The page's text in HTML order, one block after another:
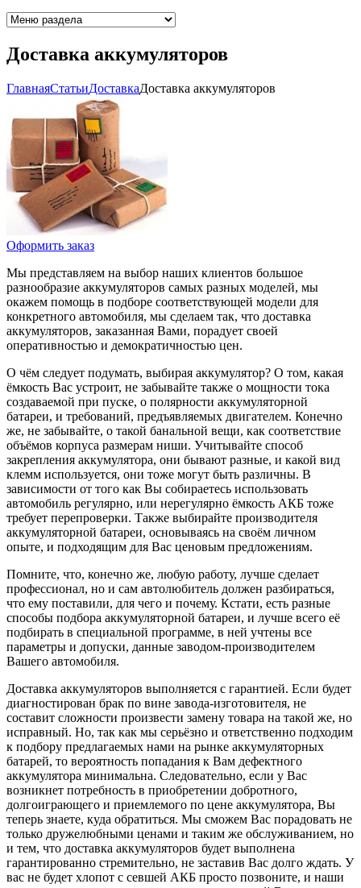
Доставка аккумуляторов
ГлавнаяCтатьиДоставкаДоставка аккумуляторов
Оформить заказ
Мы представляем на выбор наших клиентов большое
разнообразие аккумуляторов самых разных моделей, мы
окажем помощь в подборе соответствующей модели для
конкретного автомобиля, мы сделаем так, что доставка
аккумуляторов, заказанная Вами, порадует своей
оперативностью и демократичностью цен.
О чём следует подумать, выбирая аккумулятор? О том, какая
ёмкость Вас устроит, не забывайте также о мощности тока
создаваемой при пуске, о полярности аккумуляторной
батареи, и требований, предъявляемых двигателем. Конечно
же, не забывайте, о такой банальной вещи, как соответствие
объёмов корпуса размерам ниши. Учитывайте способ
закрепления аккумулятора, они бывают разные, и какой вид
клемм используется, они тоже могут быть различны. В
зависимости от того как Вы собираетесь использовать
автомобиль регулярно, или нерегулярно ёмкость АКБ тоже
требует перепроверки. Также выбирайте производителя
аккумуляторной батареи, основываясь на своём личном
опыте, и подходящим для Вас ценовым предложениям.
Помните, что, конечно же, любую работу, лучше сделает
профессионал, но и сам автолюбитель должен разбираться,
что ему поставили, для чего и почему. Кстати, есть разные
способы подбора аккумуляторной батареи, и лучше всего её
подбирать в специальной программе, в ней учтены все
параметры и допуски, данные заводом-производителем
Вашего автомобиля.
Доставка аккумуляторов выполняется с гарантией. Если будет
диагностирован брак по вине завода-изготовителя, не
составит сложности произвести замену товара на такой же, но
исправный. Но, так как мы серьёзно и ответственно подходим
к подбору предлагаемых нами на рынке аккумуляторных
батарей, то вероятность попадания к Вам дефектного
аккумулятора минимальна. Следовательно, если у Вас
возникнет потребность в приобретении добротного,
долгоиграющего и приемлемого по цене аккумулятора, Вы
теперь знаете, куда обратиться. Мы сможем Вас порадовать не
только дружелюбными ценами и таким же обслуживанием, но
и тем, что доставка аккумуляторов будет выполнена
гарантированно стремительно, не заставив Вас долго ждать. У
вас не будет хлопот с севшей АКБ просто позвоните, и наши